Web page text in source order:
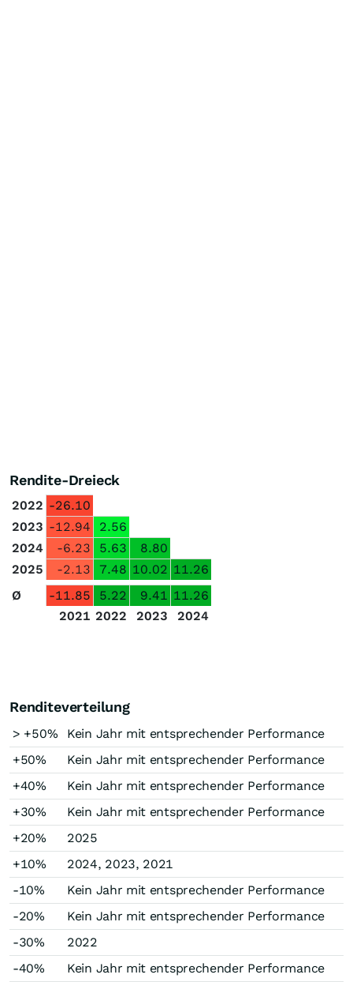
Rendite-Dreieck
2022 -26.10
2023 -12.94
2.56
2024
-6.23 5.63
8.80
2025
-2.13 7.48 10.02 11.26
Ø
-11.85 5.22 9.41 11.26
2021 2022 2023 2024
Renditeverteilung
> +50%
Kein Jahr mit entsprechender Performance
+50%
Kein Jahr mit entsprechender Performance
+40%
Kein Jahr mit entsprechender Performance
+30%
Kein Jahr mit entsprechender Performance
+20%
2025
+10%
2024, 2023, 2021
-10%
Kein Jahr mit entsprechender Performance
-20%
Kein Jahr mit entsprechender Performance
-30%
2022
-40%
Kein Jahr mit entsprechender Performance